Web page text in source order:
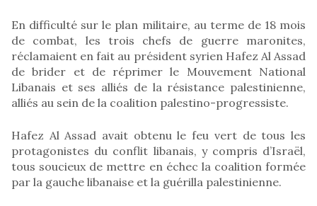
En difficulté sur le plan militaire, au terme de 18 mois
de combat, les trois chefs de guerre maronites,
réclamaient en fait au président syrien Hafez Al Assad
de brider et de réprimer le Mouvement National
Libanais et ses alliés de la résistance palestinienne,
alliés au sein de la coalition palestino-progressiste.
Hafez Al Assad avait obtenu le feu vert de tous les
protagonistes du conflit libanais, y compris d’Israël,
tous soucieux de mettre en échec la coalition formée
par la gauche libanaise et la guérilla palestinienne.